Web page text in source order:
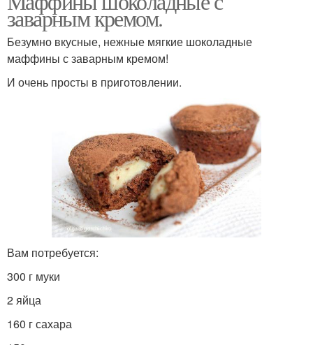
заварным кремом.
Безумно вкусные, нежные мягкие шоколадные
маффины с заварным кремом!
И очень просты в приготовлении.
Вам потребуется:
300 г муки
2 яйца
160 г сахара